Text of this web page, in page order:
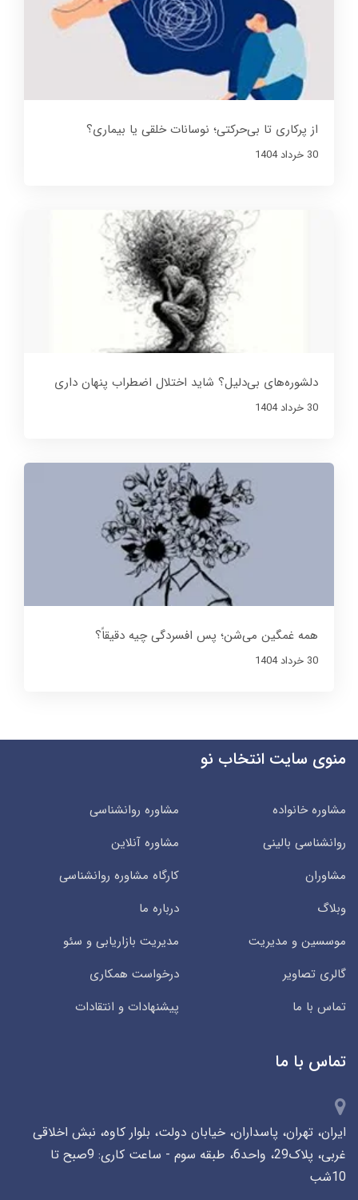
از پرکاری تا بی‌حرکتی؛ نوسانات خلقی یا بیماری؟
30 خرداد 1404
دلشوره‌های بی‌دلیل؟ شاید اختلال اضطراب پنهان داری
30 خرداد 1404
همه غمگین می‌شن؛ پس افسردگی چیه دقیقاً؟
30 خرداد 1404
منوی سایت انتخاب نو
مشاوره خانواده
مشاوره روانشناسی
روانشناسی بالینی
مشاوره آنلاین
مشاوران
کارگاه مشاوره روانشناسی
وبلاگ
درباره ما
موسسین و مدیریت
مدیریت بازاریابی و سئو
گالری تصاویر
درخواست همکاری
تماس با ما
پیشنهادات و انتقادات
تماس با ما
ایران، تهران، پاسداران، خیابان دولت، بلوار کاوه، نبش اخلاقی
غربی، پلاک29، واحد6، طبقه سوم - ساعت کاری: 9صبح تا
10شب